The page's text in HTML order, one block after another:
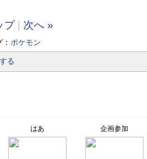
プ 次へ »
ポケモン
る
はあ 企画参加